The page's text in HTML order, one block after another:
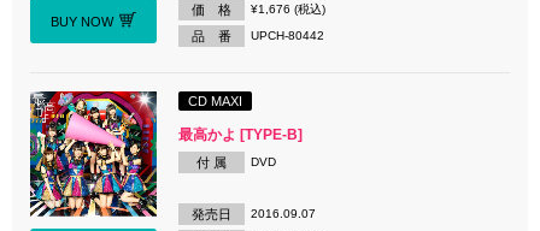
BUY NOW
価 格 ¥1,676 (税込)
品 番 UPCH-80442
CD MAXI
最高かよ [TYPE-B]
付 属 DVD
発売日 2016.09.07